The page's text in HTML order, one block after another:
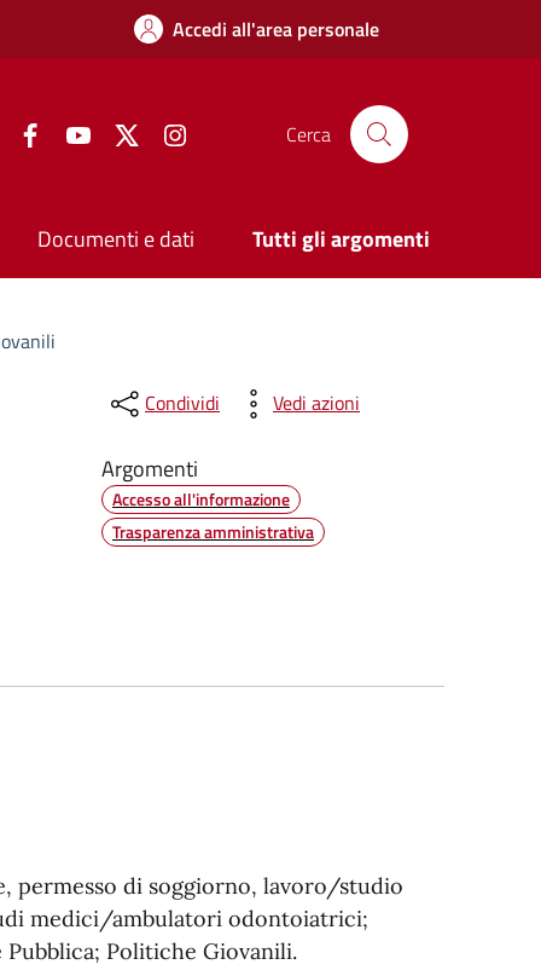
Accedi all'area personale
FacebookYouTube Twitter Cerca
Documenti e dati Tutti gli argomenti
Condividi Vedi azioni
Argomenti
Accesso all'informazione
Trasparenza amministrativa
permesso di soggiorno, lavoro/studio
medici/ambulatori odontoiatrici;
Pubblica; Politiche Giovanili.